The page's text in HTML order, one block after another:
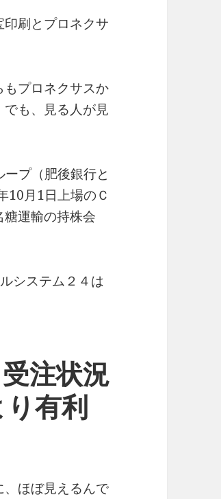
刷とプロネクサ
プロネクサスか
も、見る人が見
プ（肥後銀行と
10月1日上場のＣ
運輸の持株会
システム２４は
注状況
有利
ほぼ見えるんで